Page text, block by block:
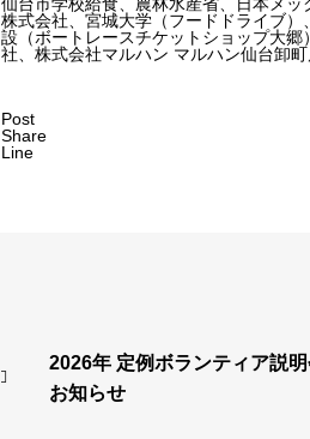
株式会社、宮城大学（フードドライブ
設（ボートレースチケットショップ大
社、株式会社マルハン マルハン仙台卸
Post
Share
Line
2026年 定例ボランティア説
お知らせ